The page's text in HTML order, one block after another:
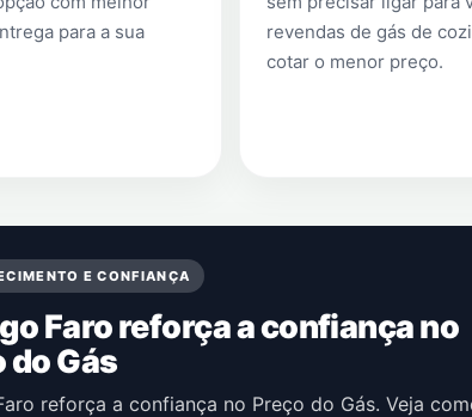
para a sua
revendas de gás de
cotar o menor preço.
E CONFIANÇA
Faro reforça a confiança no
do Gás
reforça a confiança no Preço do Gás. Veja